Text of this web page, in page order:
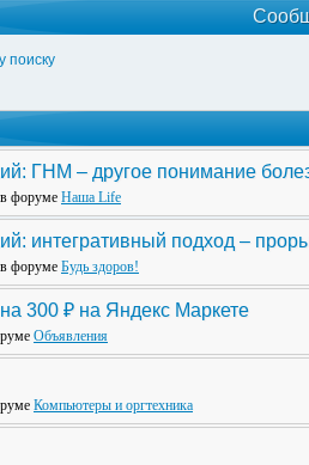
поиску
ГНМ – другое понимание
форуме Наша Life
интегративный подход –
форуме Будь здоров!
300 ₽ на Яндекс Маркете
Объявления
Компьютеры и оргтехника